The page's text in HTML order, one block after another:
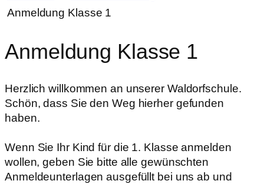
Anmeldung Klasse 1
Anmeldung Klasse 1
Herzlich willkommen an unserer Waldorfschule.
Schön, dass Sie den Weg hierher gefunden
haben.
Wenn Sie Ihr Kind für die 1. Klasse anmelden
wollen, geben Sie bitte alle gewünschten
Anmeldeunterlagen ausgefüllt bei uns ab und